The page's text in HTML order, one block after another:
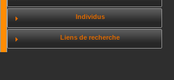
Individus
Liens de recherche